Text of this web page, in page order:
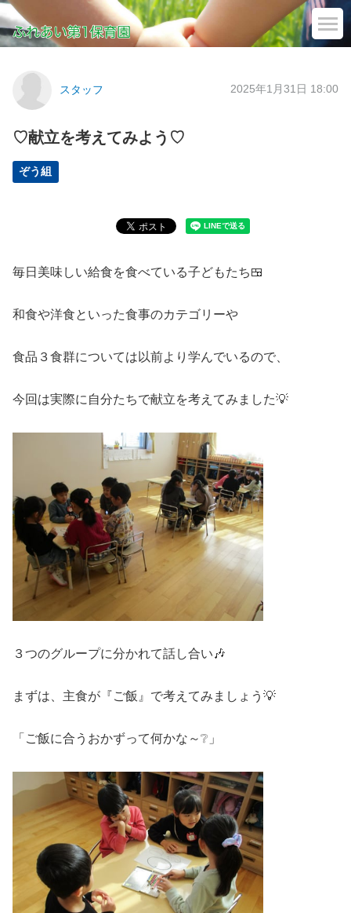
スタッフ 2025年1月31日 18:00
♡献立を考えてみよう♡
ぞう組
毎日美味しい給食を食べている子どもたち🍱
和食や洋食といった食事のカテゴリーや
食品３食群については以前より学んでいるので、
今回は実際に自分たちで献立を考えてみました💡
３つのグループに分かれて話し合い🎶
まずは、主食が『ご飯』で考えてみましょう💡
「ご飯に合うおかずって何かな～❔」